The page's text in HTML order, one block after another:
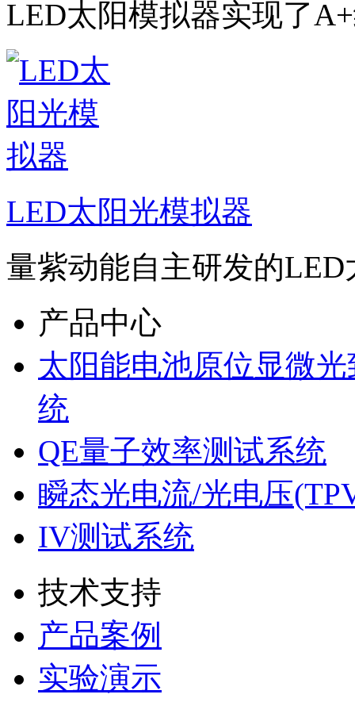
LED太阳模拟器实现了
LED太阳光模拟器
量紫动能自主研发的
产品中心
太阳能电池原位显微
统
QE量子效率测试系统
瞬态光电流/光电压
IV测试系统
技术支持
产品案例
实验演示